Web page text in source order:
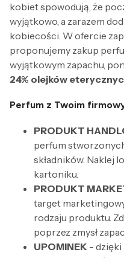
kobiet spowodują, że
wyjątkowo, a zarazem
kobiecości. W ofercie
proponujemy zakup
wyjątkowym zapachu,
24% olejków
Perfum z Twoim
PRODUKT
perfum
składników. Naklej
kartoniku.
PRODUKT
target
rodzaju produktu.
poprzez zmysł
UPOMINEK - dzięki